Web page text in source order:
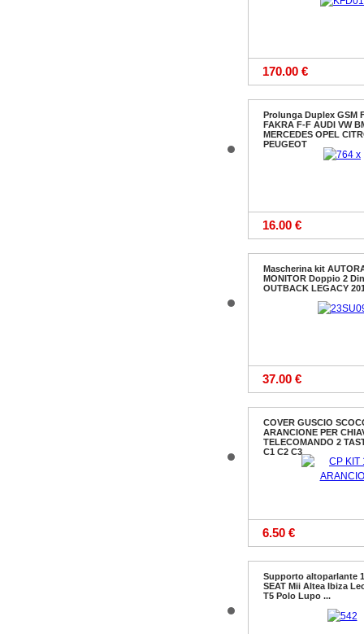
170.00 €
Prolunga Duplex GSM
FAKRA F-F AUDI VW
MERCEDES OPEL
PEUGEOT
16.00 €
Mascherina kit
MONITOR Doppio 2
OUTBACK LEGACY
37.00 €
COVER GUSCIO
ARANCIONE PER
TELECOMANDO 2
C1 C2 C3
6.50 €
Supporto altoparlante
SEAT Mii Altea Ibiza
T5 Polo Lupo ...